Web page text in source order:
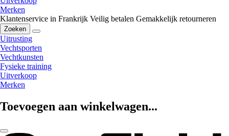
Merken
Klantenservice in Frankrijk Veilig betalen Gemakkelijk retourneren
Zoeken
Uitrusting
Vechtsporten
Vechtkunsten
Fysieke training
Uitverkoop
Merken
Toevoegen aan winkelwagen...